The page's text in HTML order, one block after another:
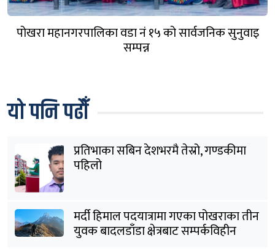
पोखरा महानगरपालिका वडा नं १५ को सार्वजनिक सुनुवाइ
सम्पन्न
यो पनि पढौँ
प्रतिभाका सबिन देशभरमै तेस्रो, गण्डकीमा
पहिलो
मर्दी हिमाल पदयात्रामा गएका पोखराका तीन
युवक बादलडाँडा क्षेत्रबाट सम्पर्कविहीन